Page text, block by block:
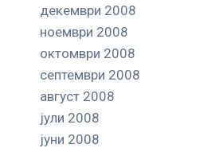
декември 2008
ноември 2008
октомври 2008
септември 2008
август 2008
јули 2008
јуни 2008